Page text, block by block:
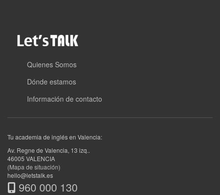
Quienes Somos
Dónde estamos
Información de contacto
Tu academia de inglés en Valencia:
Av. Regne de Valencia, 13 izq..
46005 VALENCIA
(Mapa de situación)
hello@letstalk.es
960 000 130